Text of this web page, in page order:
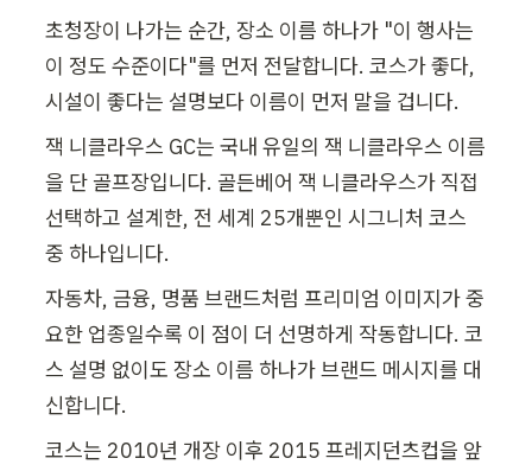
초청장이 나가는 순간, 장소 이름 하나가 "이 행사는
이 정도 수준이다"를 먼저 전달합니다. 코스가 좋다,
시설이 좋다는 설명보다 이름이 먼저 말을 겁니다.
잭 니클라우스 GC는 국내 유일의 잭 니클라우스 이름
을 단 골프장입니다. 골든베어 잭 니클라우스가 직접
선택하고 설계한, 전 세계 25개뿐인 시그니처 코스
중 하나입니다.
자동차, 금융, 명품 브랜드처럼 프리미엄 이미지가 중
요한 업종일수록 이 점이 더 선명하게 작동합니다. 코
스 설명 없이도 장소 이름 하나가 브랜드 메시지를 대
신합니다.
코스는 2010년 개장 이후 2015 프레지던츠컵을 앞